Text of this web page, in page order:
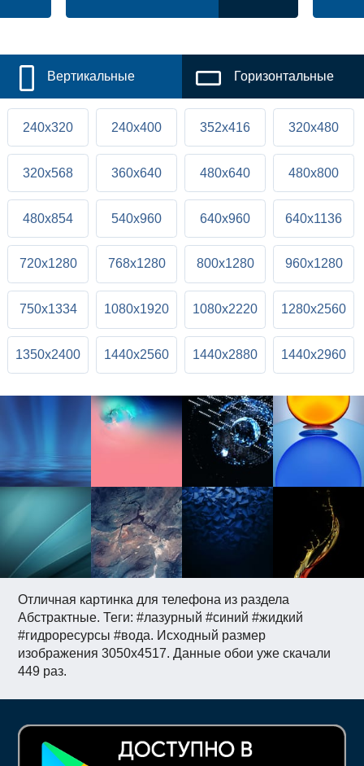
Отличная картинка для телефона из раздела
Абстрактные. Теги: #лазурный #синий #жидкий
#гидроресурсы #вода. Исходный размер
изображения 3050x4517. Данные обои уже скачали
449 раз.
Вертикальные Горизонтальные
240x320 240x400 352x416 320x480
320x568 360x640 480x640 480x800
480x854 540x960 640x960 640x1136
720x1280 768x1280 800x1280 960x1280
750x1334 1080x1920 1080x2220 1280x2560
1350x2400 1440x2560 1440x2880 1440x2960